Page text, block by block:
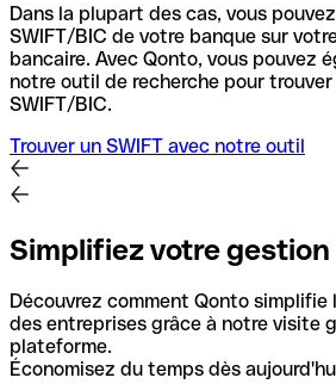
Dans la plupart des cas, vous
SWIFT/BIC de votre banque sur
bancaire. Avec Qonto, vous pouvez
notre outil de recherche pour
SWIFT/BIC.
Trouver un SWIFT avec notre outil
Simplifiez votre
Découvrez comment Qonto
des entreprises grâce à notre visite
plateforme.
Économisez du temps dès